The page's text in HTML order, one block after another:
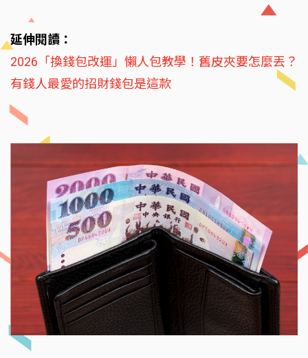
延伸閱讀：
2026「換錢包改運」懶人包教學！舊皮夾要怎麼丟？
有錢人最愛的招財錢包是這款